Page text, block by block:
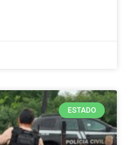
ESTADO